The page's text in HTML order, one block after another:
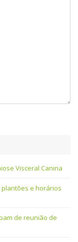
Visceral Canina
plantões e horários
de reunião de